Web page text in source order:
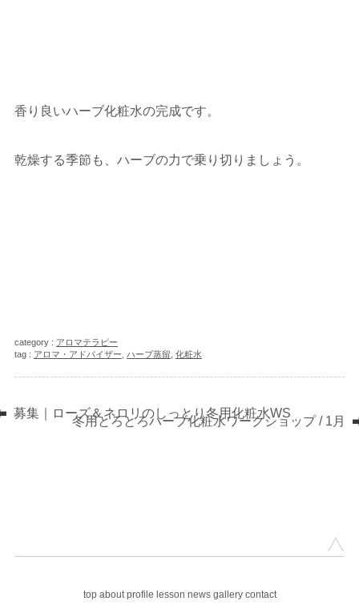
香り良いハーブ化粧水の完成です。
乾燥する季節も、ハーブの力で乗り切りましょう。
category : アロマテラピー
tag : アロマ・アドバイザー ハーブ蒸留 化粧水
募集｜ローズ＆ネロリのしっとり冬用化粧水WS
冬用とろとろハーブ化粧水ワークショップ / 1月
top about profile lesson news gallery contact